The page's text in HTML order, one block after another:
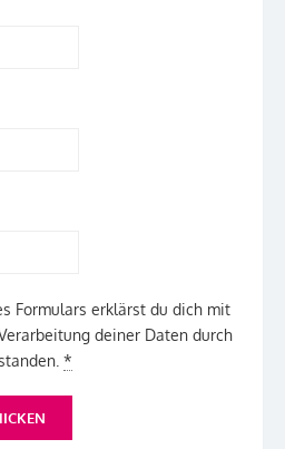
Formulars erklärst du dich mit
deiner Daten durch
*